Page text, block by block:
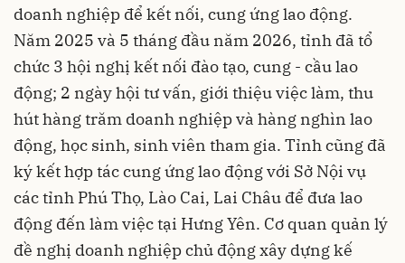
doanh nghiệp để kết nối, cung ứng lao động.
Năm 2025 và 5 tháng đầu năm 2026, tỉnh đã tổ
chức 3 hội nghị kết nối đào tạo, cung - cầu lao
động; 2 ngày hội tư vấn, giới thiệu việc làm, thu
hút hàng trăm doanh nghiệp và hàng nghìn lao
động, học sinh, sinh viên tham gia. Tỉnh cũng đã
ký kết hợp tác cung ứng lao động với Sở Nội vụ
các tỉnh Phú Thọ, Lào Cai, Lai Châu để đưa lao
động đến làm việc tại Hưng Yên. Cơ quan quản lý
đề nghị doanh nghiệp chủ động xây dựng kế